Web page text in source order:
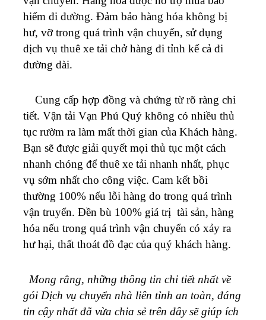
hiểm đi đường. Đảm bảo hàng hóa không bị
hư, vỡ trong quá trình vận chuyển, sử dụng
dịch vụ thuê xe tải chở hàng đi tỉnh kể cả đi
đường dài.
Cung cấp hợp đồng và chứng từ rõ ràng chi
tiết. Vận tải Vạn Phú Quý không có nhiều thủ
tục rườm ra làm mất thời gian của Khách hàng.
Bạn sẽ được giải quyết mọi thủ tục một cách
nhanh chóng để thuê xe tải nhanh nhất, phục
vụ sớm nhất cho công việc. Cam kết bồi
thường 100% nếu lỗi hàng do trong quá trình
vận truyển. Đền bù 100% giá trị tài sản, hàng
hóa nếu trong quá trình vận chuyển có xảy ra
hư hại, thất thoát đồ đạc của quý khách hàng.
Mong rằng, những thông tin chi tiết nhất về
gói Dịch vụ chuyển nhà liên tỉnh an toàn, đáng
tin cậy nhất đã vừa chia sẻ trên đây sẽ giúp ích